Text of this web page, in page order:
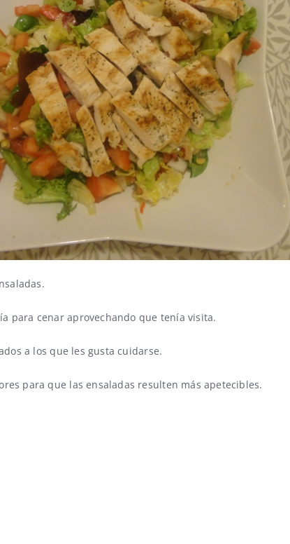
para cenar aprovechando que tenía visita.
a los que les gusta cuidarse.
para que las ensaladas resulten más apetecibles.